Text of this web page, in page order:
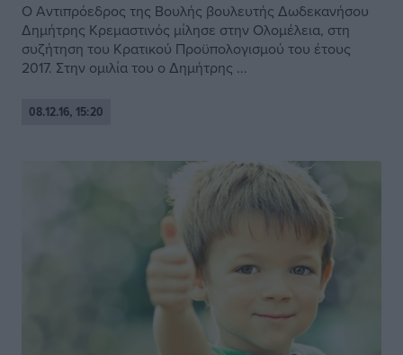
Ο Αντιπρόεδρος της Βουλής βουλευτής Δωδεκανήσου
Δημήτρης Κρεμαστινός μίλησε στην Ολομέλεια, στη
συζήτηση του Κρατικού Προϋπολογισμού του έτους
2017. Στην ομιλία του ο Δημήτρης ...
08.12.16, 15:20